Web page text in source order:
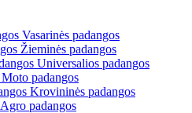
Vasarinės padangos
Žieminės padangos
Universalios padangos
Moto padangos
Krovininės padangos
Agro padangos